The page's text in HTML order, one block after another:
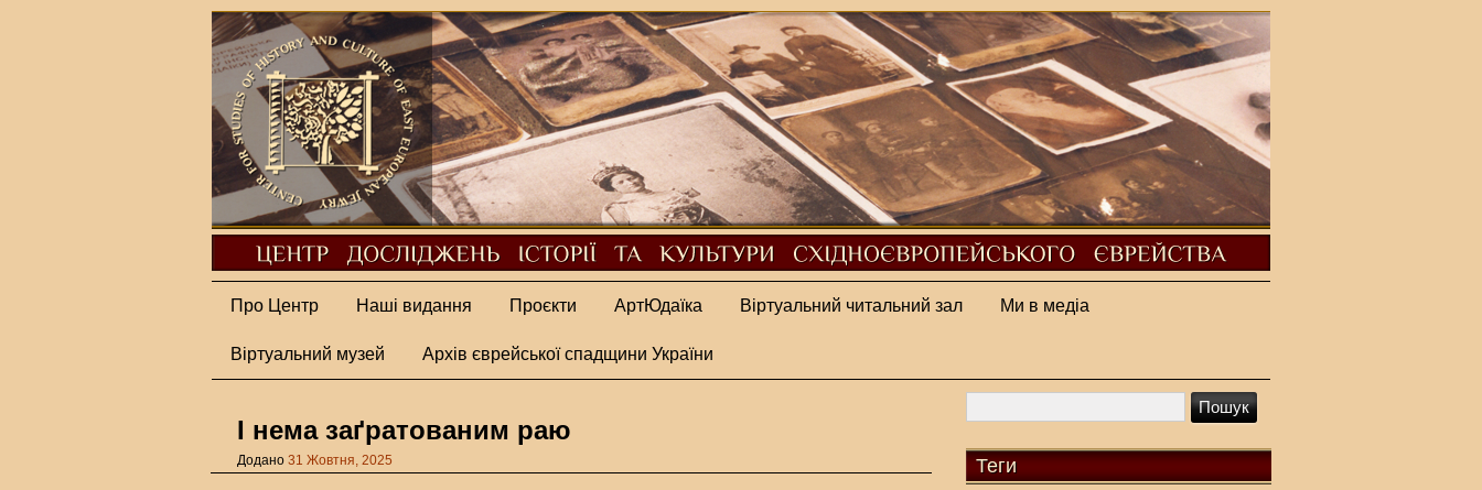
Про Центр Наші видання Проєкти АртЮдаїка Віртуальний читальний зал Ми в медіа
Віртуальний музей Архів єврейської спадщини України
І нема заґратованим раю
Додано 31 Жовтня, 2025 Теги